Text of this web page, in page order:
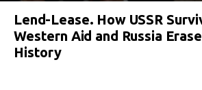
Lend-Lease. How USSR
Western Aid and Russia
History